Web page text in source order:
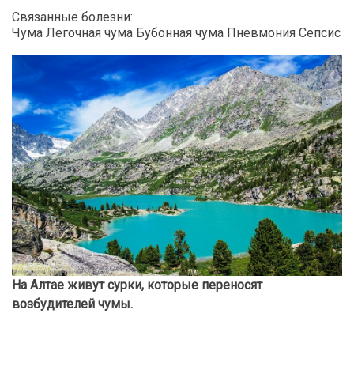
Связанные болезни:
Чума Легочная чума Бубонная чума Пневмония Сепсис
На Алтае живут сурки, которые переносят
возбудителей чумы.